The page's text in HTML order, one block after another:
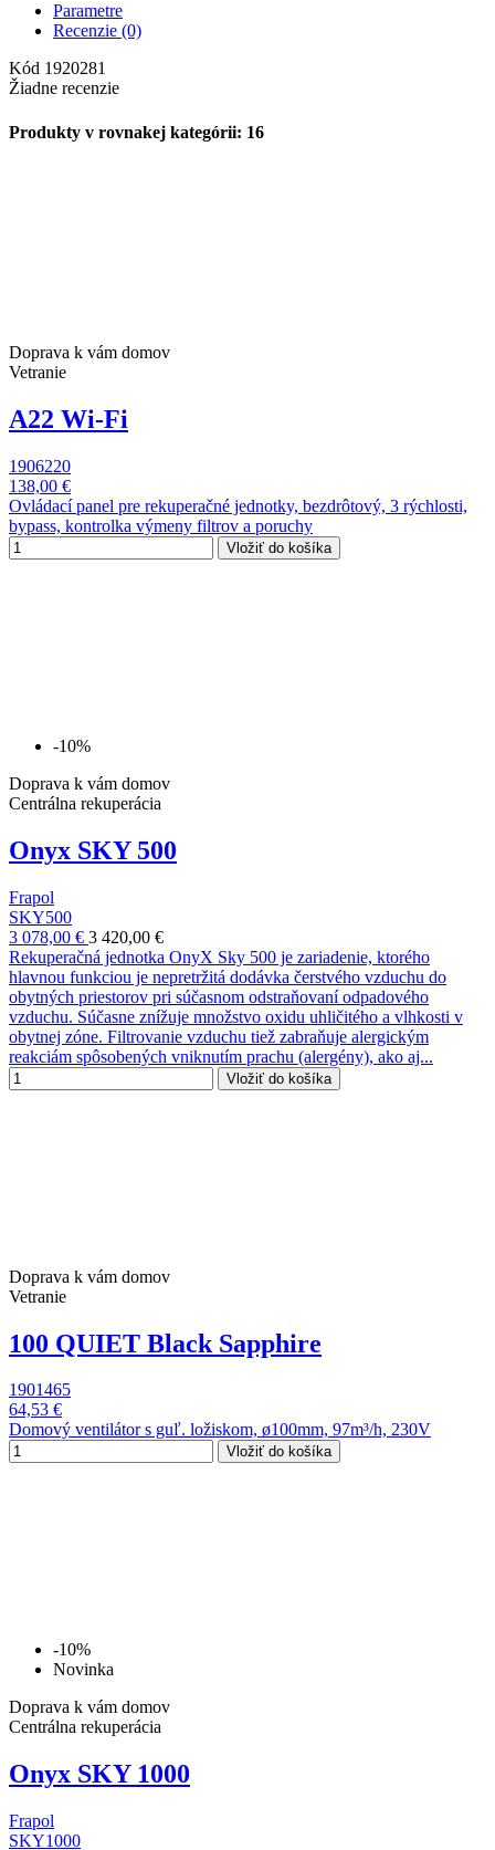
Parametre
Recenzie (0)
Kód 1920281
Žiadne recenzie
Produkty v rovnakej kategórii: 16
Doprava k vám domov
Vetranie
A22 Wi-Fi
1906220
138,00 €
Ovládací panel pre rekuperačné jednotky, bezdrôtový, 3 rýchlosti,
bypass, kontrolka výmeny filtrov a poruchy
Vložiť do košíka
-10%
Doprava k vám domov
Centrálna rekuperácia
Onyx SKY 500
Frapol
SKY500
3 078,00 € 3 420,00 €
Rekuperačná jednotka OnyX Sky 500 je zariadenie, ktorého
hlavnou funkciou je nepretržitá dodávka čerstvého vzduchu do
obytných priestorov pri súčasnom odstraňovaní odpadového
vzduchu. Súčasne znížuje množstvo oxidu uhličitého a vlhkosti v
obytnej zóne. Filtrovanie vzduchu tiež zabraňuje alergickým
reakciám spôsobených vniknutím prachu (alergény), ako aj...
Vložiť do košíka
Doprava k vám domov
Vetranie
100 QUIET Black Sapphire
1901465
64,53 €
Domový ventilátor s guľ. ložiskom, ø100mm, 97m³/h, 230V
Vložiť do košíka
-10%
Novinka
Doprava k vám domov
Centrálna rekuperácia
Onyx SKY 1000
Frapol
SKY1000